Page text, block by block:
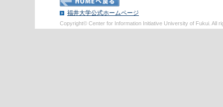
福井大学公式ホームページ
Copyright© Center for Information Initiative University of Fukui. All